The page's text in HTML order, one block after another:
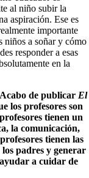
al niño subir la
aspiración. Ese es
importante
niños a soñar y cómo
responder a esas
en la
de publicar El
los profesores son
tienen un
la comunicación,
tienen las
padres y generar
a cuidar de